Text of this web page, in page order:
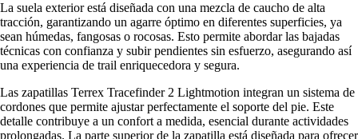
La suela exterior está diseñada con una mezcla de caucho de alta
tracción, garantizando un agarre óptimo en diferentes superficies, ya
sean húmedas, fangosas o rocosas. Esto permite abordar las bajadas
técnicas con confianza y subir pendientes sin esfuerzo, asegurando así
una experiencia de trail enriquecedora y segura.
Las zapatillas Terrex Tracefinder 2 Lightmotion integran un sistema de
cordones que permite ajustar perfectamente el soporte del pie. Este
detalle contribuye a un confort a medida, esencial durante actividades
prolongadas. La parte superior de la zapatilla está diseñada para ofrecer